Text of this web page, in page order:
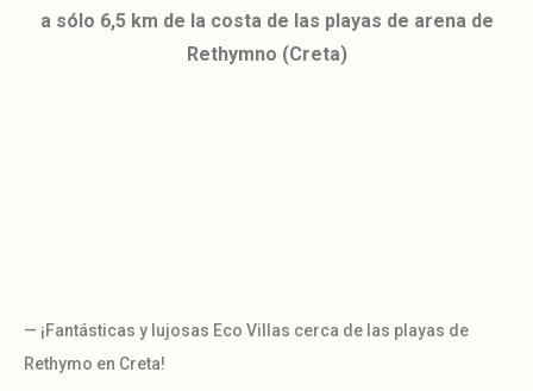
a sólo 6,5 km de la costa de las playas de arena de
Rethymno (Creta)
— ¡Fantásticas y lujosas Eco Villas cerca de las playas de
Rethymo en Creta!